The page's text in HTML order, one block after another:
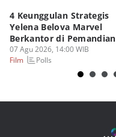
4 Keunggulan Strategis
Yelena Belova Marvel
Berkantor di Pemandian
07 Agu 2026, 14:00 WIB
Film
Polls